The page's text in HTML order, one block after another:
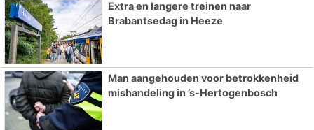
Extra en langere treinen naar
Brabantsedag in Heeze
Man aangehouden voor betrokkenheid
mishandeling in ’s-Hertogenbosch